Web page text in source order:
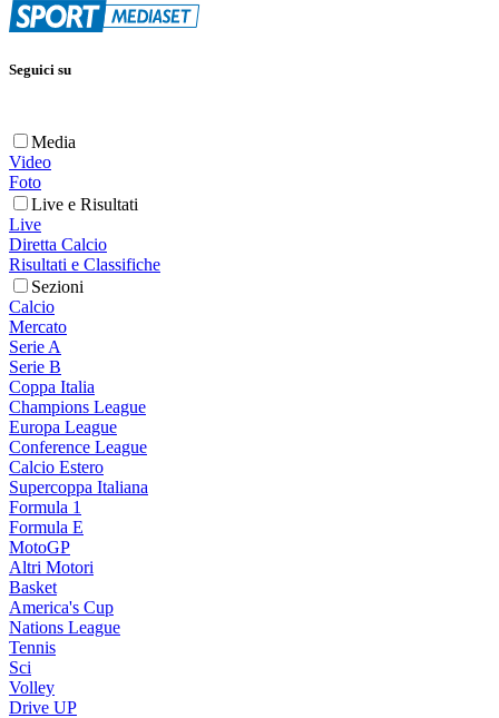
Seguici su
Media
Video
Foto
Live e Risultati
Live
Diretta Calcio
Risultati e Classifiche
Sezioni
Calcio
Mercato
Serie A
Serie B
Coppa Italia
Champions League
Europa League
Conference League
Calcio Estero
Supercoppa Italiana
Formula 1
Formula E
MotoGP
Altri Motori
Basket
America's Cup
Nations League
Tennis
Sci
Volley
Drive UP